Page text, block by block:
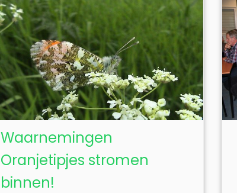
Waarnemingen
Oranjetipjes stromen
binnen!